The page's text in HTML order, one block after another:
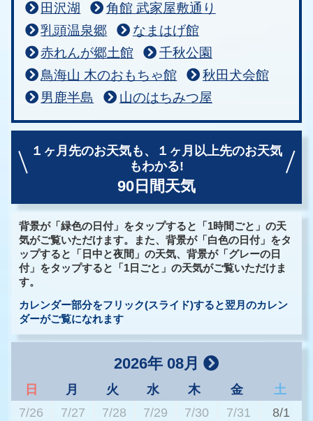
田沢湖
角館 武家屋敷通り
乳頭温泉郷
なまはげ館
赤れんが郷土館
千秋公園
鳥海山 木のおもちゃ館
秋田犬会館
男鹿半島
山のはちみつ屋
１ヶ月先のお天気も、
１ヶ月以上先のお天気
もわかる!
90日間天気
背景が「緑色の日付」をタップすると「1時間ごと」の天
気がご覧いただけます。また、背景が「白色の日付」をタ
ップすると「日中と夜間」の天気、背景が「グレーの日
付」をタップすると「1日ごと」の天気がご覧いただけま
す。
カレンダー部分をフリック(スライド)すると翌月のカレン
ダーがご覧になれます
2026年 08月
日 月 火 水 木 金
土
7/26
7/27 7/28 7/29 7/30 7/31 8/1